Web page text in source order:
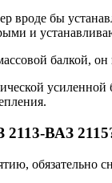
вроде бы
и
балкой,
2113-ВАЗ
обязательно